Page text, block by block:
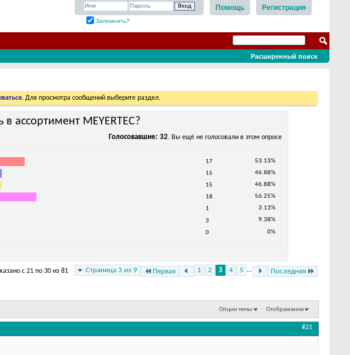
Регистрация
Помощь
Запомнить?
Расширенный поиск
. Для просмотра сообщений выберите раздел.
ассортимент MEYERTEC?
Голосовавшие 32. Вы ещё не голосовали в этом опросе
17 53.13%
15 46.88%
15 46.88%
18 56.25%
1 3.13%
3 9.38%
0 0%
Страница 3 из 9 Первая 1 2 3 4 5 ... Последняя
с 21 по 30 из 81
Опции темы Отображение
#21